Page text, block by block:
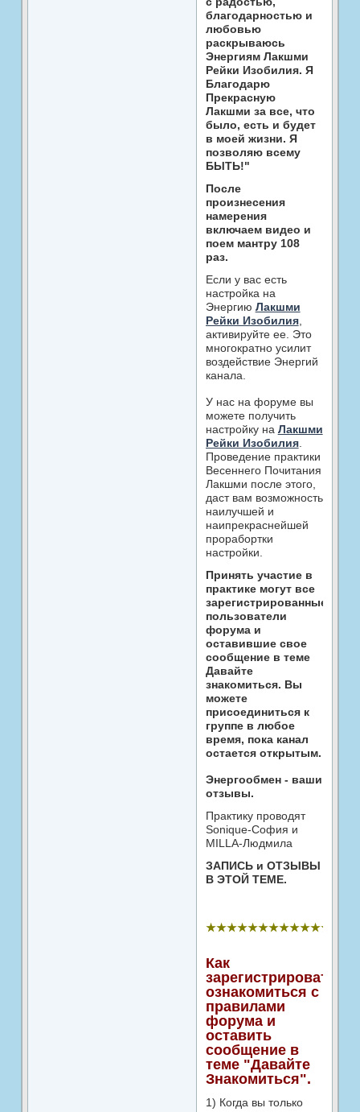
благодарностью и
любовью
раскрываюсь
Энергиям Лакшми
Рейки Изобилия. Я
Благодарю
Прекрасную
Лакшми за все, что
было, есть и будет
в моей жизни. Я
позволяю всему
БЫТЬ!"
После
произнесения
намерения
включаем видео и
поем мантру 108
раз.
Если у вас есть
настройка на
Энергию Лакшми
Рейки Изобилия,
активируйте ее. Это
многократно усилит
воздействие Энергий
канала.
У нас на форуме вы
можете получить
настройку на Лакшми
Рейки Изобилия.
Проведение практики
Весеннего Почитания
Лакшми после этого,
даст вам возможность
наилучшей и
наипрекраснейшей
прорабортки
настройки.
Принять участие в
практике могут все
зарегистрированные
пользователи
форума и
оставившие свое
сообщение в теме
Давайте
знакомиться. Вы
можете
присоединиться к
группе в любое
время, пока канал
остается открытым.
Энергообмен - ваши
отзывы.
Практику проводят
Sonique-София и
MILLA-Людмила
ЗАПИСЬ и ОТЗЫВЫ
В ЭТОЙ ТЕМЕ.
Как
зарегистрироваться,
ознакомиться с
правилами
форума и
оставить
сообщение в
теме "Давайте
Знакомиться".
1) Когда вы только